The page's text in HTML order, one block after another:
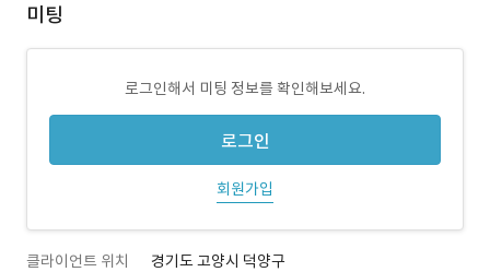
미팅
로그인해서 미팅 정보를 확인해보세요.
로그인
회원가입
클라이언트 위치 경기도 고양시 덕양구